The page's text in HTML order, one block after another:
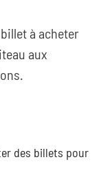
à acheter
aux
des billets pour